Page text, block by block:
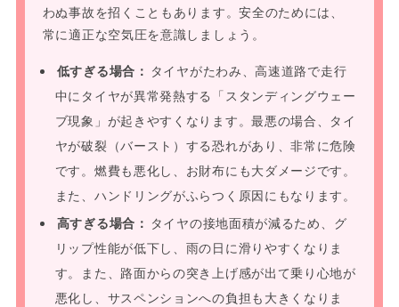
わぬ事故を招くこともあります。安全のためには、
常に適正な空気圧を意識しましょう。
低すぎる場合： タイヤがたわみ、高速道路で走行
中にタイヤが異常発熱する「スタンディングウェー
ブ現象」が起きやすくなります。最悪の場合、タイ
ヤが破裂（バースト）する恐れがあり、非常に危険
です。燃費も悪化し、お財布にも大ダメージです。
また、ハンドリングがふらつく原因にもなります。
高すぎる場合： タイヤの接地面積が減るため、グ
リップ性能が低下し、雨の日に滑りやすくなりま
す。また、路面からの突き上げ感が出て乗り心地が
悪化し、サスペンションへの負担も大きくなりま